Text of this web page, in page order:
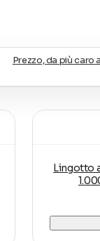
Prezzo, da più caro
Lingotto